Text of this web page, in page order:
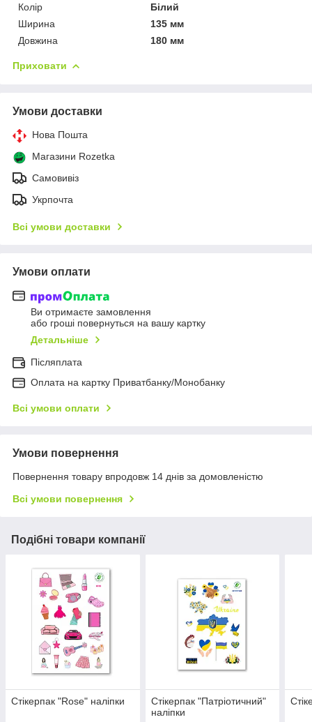
Колір
Білий
Ширина
135 мм
Довжина
180 мм
Приховати
Умови доставки
Нова Пошта
Магазини Rozetka
Самовивіз
Укрпочта
Всі умови доставки
Умови оплати
Ви отримаєте замовлення
або гроші повернуться на вашу картку
Детальніше
Післяплата
Оплата на картку Приватбанку/Монобанку
Всі умови оплати
Умови повернення
Повернення товару впродовж 14 днів за домовленістю
Всі умови повернення
Подібні товари компанії
Стікерпак "Rose" наліпки
Стікерпак "Патріотичний"
наліпки